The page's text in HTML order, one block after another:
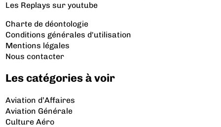
Les Replays sur youtube
Charte de déontologie
Conditions générales d'utilisation
Mentions légales
Nous contacter
Les catégories à voir
Aviation d’Affaires
Aviation Générale
Culture Aéro